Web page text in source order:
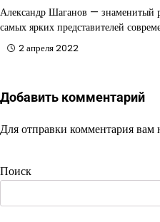
Александр Шаганов — знаменитый
самых ярких представителей
2 апреля 2022
Добавить комментарий
Для отправки комментария вам
Поиск